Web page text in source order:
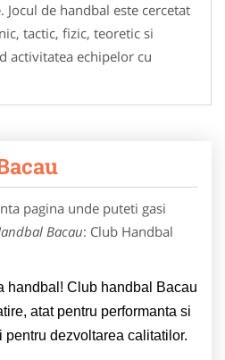
de handbal este cercetat
tactic, fizic, teoretic si
activitatea echipelor cu
pagina unde puteti gasi
Bacau: Club Handbal
handbal! Club handbal Bacau
atat pentru performanta si
dezvoltarea calitatilor.